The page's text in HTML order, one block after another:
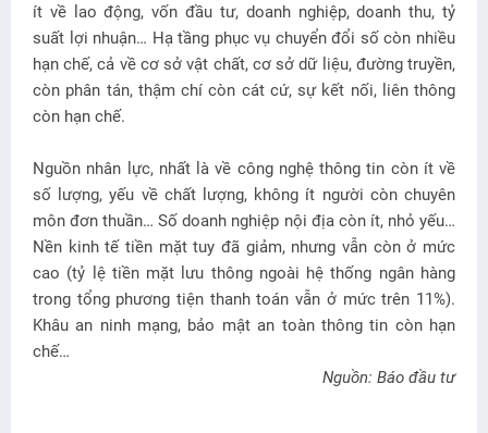
ít về lao động, vốn đầu tư, doanh nghiệp, doanh thu, tỷ
suất lợi nhuận… Hạ tầng phục vụ chuyển đổi số còn nhiều
hạn chế, cả về cơ sở vật chất, cơ sở dữ liệu, đường truyền,
còn phân tán, thậm chí còn cát cứ, sự kết nối, liên thông
còn hạn chế.
Nguồn nhân lực, nhất là về công nghệ thông tin còn ít về
số lượng, yếu về chất lượng, không ít người còn chuyên
môn đơn thuần… Số doanh nghiệp nội địa còn ít, nhỏ yếu…
Nền kinh tế tiền mặt tuy đã giảm, nhưng vẫn còn ở mức
cao (tỷ lệ tiền mặt lưu thông ngoài hệ thống ngân hàng
trong tổng phương tiện thanh toán vẫn ở mức trên 11%).
Khâu an ninh mạng, bảo mật an toàn thông tin còn hạn
chế…
Nguồn: Báo đầu tư